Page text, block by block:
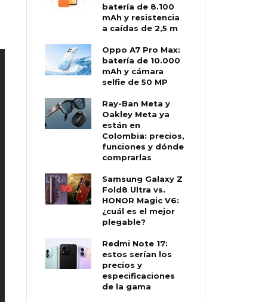
batería de 8.100
mAh y resistencia
a caídas de 2,5 m
Oppo A7 Pro Max:
batería de 10.000
mAh y cámara
selfie de 50 MP
Ray-Ban Meta y
Oakley Meta ya
están en
Colombia: precios,
funciones y dónde
comprarlas
Samsung Galaxy Z
Fold8 Ultra vs.
HONOR Magic V6:
¿cuál es el mejor
plegable?
Redmi Note 17:
estos serían los
precios y
especificaciones
de la gama